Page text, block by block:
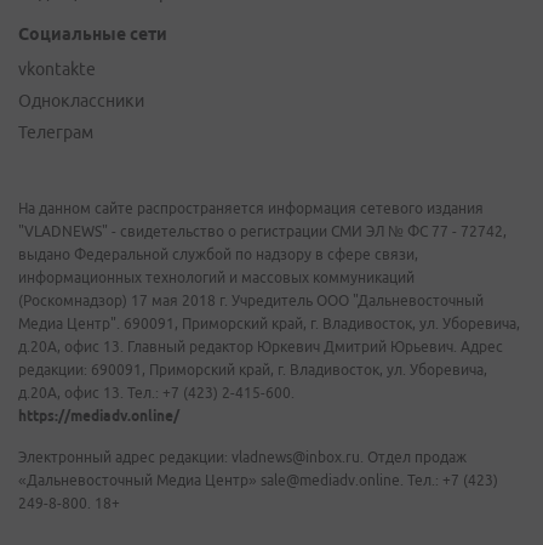
Социальные сети
vkontakte
Одноклассники
Телеграм
На данном сайте распространяется информация сетевого издания
"VLADNEWS" - свидетельство о регистрации СМИ ЭЛ № ФС 77 - 72742,
выдано Федеральной службой по надзору в сфере связи,
информационных технологий и массовых коммуникаций
(Роскомнадзор) 17 мая 2018 г. Учредитель ООО "Дальневосточный
Медиа Центр". 690091, Приморский край, г. Владивосток, ул. Уборевича,
д.20А, офис 13. Главный редактор Юркевич Дмитрий Юрьевич. Адрес
редакции: 690091, Приморский край, г. Владивосток, ул. Уборевича,
д.20А, офис 13. Тел.: +7 (423) 2-415-600.
https://mediadv.online/
Электронный адрес редакции: vladnews@inbox.ru. Отдел продаж
«Дальневосточный Медиа Центр» sale@mediadv.online. Тел.: +7 (423)
249-8-800. 18+